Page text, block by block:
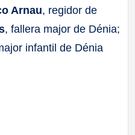
Arnau, regidor de
, fallera major de Dénia;
infantil de Dénia